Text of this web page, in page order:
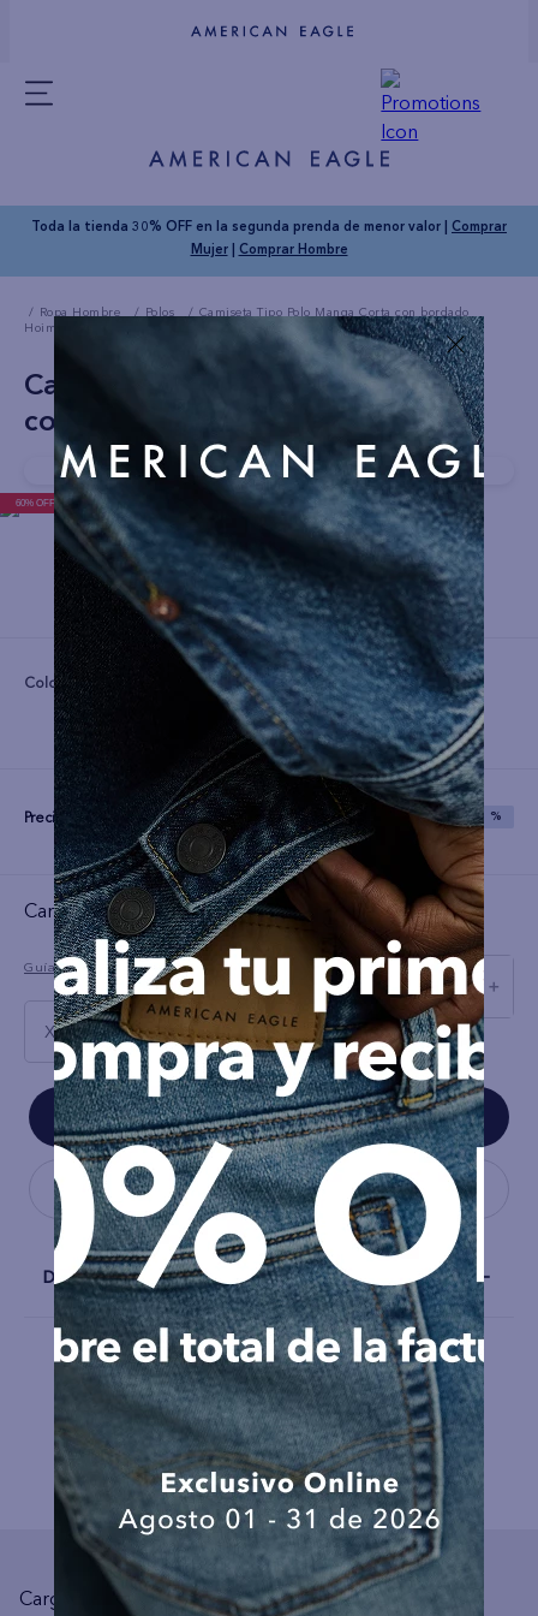
Toda la tienda 30% OFF en la segunda prenda de menor valor | Comprar
Mujer| Comprar Hombre
Ropa Hombre Polos
Camiseta Tipo Polo Manga Corta con bordado
Hoimbre AE
Camiseta Tipo Polo Manga Corta
con bordado Hoimbre AE
Compra rapido!Última unidad disponible
60% OFF
Color:
Precio: S/ 59 S/ 149 SAVE 60 %
Cargando el resumen…
Guía de tallas
XS
＋
－
Detalles
COMPLEMENTA TU LOOK
Cargando el resumen…